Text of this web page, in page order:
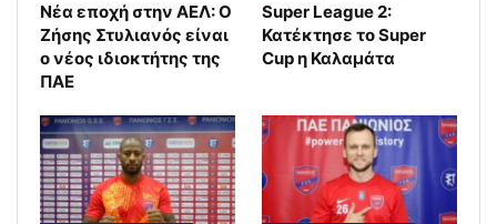
Νέα εποχή στην ΑΕΛ: Ο
Ζήσης Στυλιανός είναι
ο νέος ιδιοκτήτης της
ΠΑΕ
Super League 2:
Κατέκτησε το Super
Cup η Καλαμάτα